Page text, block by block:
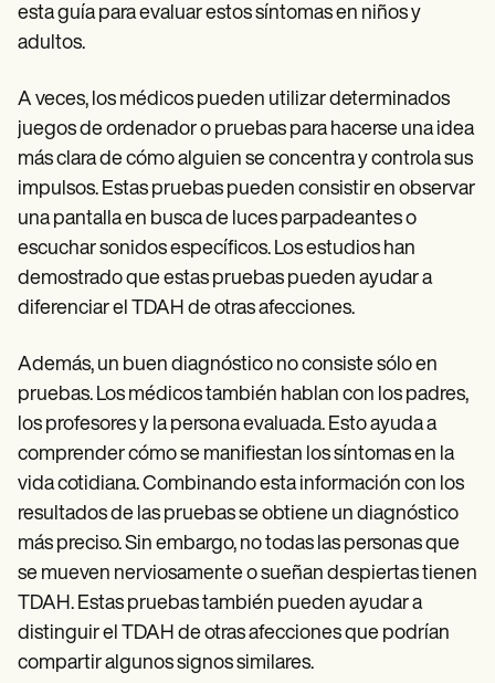
esta guía para evaluar estos síntomas en niños y
adultos.
A veces, los médicos pueden utilizar determinados
juegos de ordenador o pruebas para hacerse una idea
más clara de cómo alguien se concentra y controla sus
impulsos. Estas pruebas pueden consistir en observar
una pantalla en busca de luces parpadeantes o
escuchar sonidos específicos. Los estudios han
demostrado que estas pruebas pueden ayudar a
diferenciar el TDAH de otras afecciones.
Además, un buen diagnóstico no consiste sólo en
pruebas. Los médicos también hablan con los padres,
los profesores y la persona evaluada. Esto ayuda a
comprender cómo se manifiestan los síntomas en la
vida cotidiana. Combinando esta información con los
resultados de las pruebas se obtiene un diagnóstico
más preciso. Sin embargo, no todas las personas que
se mueven nerviosamente o sueñan despiertas tienen
TDAH. Estas pruebas también pueden ayudar a
distinguir el TDAH de otras afecciones que podrían
compartir algunos signos similares.